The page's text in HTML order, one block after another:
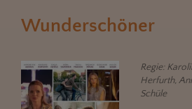
Wunderschöner
Regie:
Herfurth,
Schüle